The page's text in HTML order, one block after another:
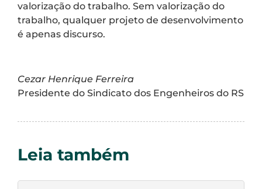
valorização do trabalho. Sem valorização do
trabalho, qualquer projeto de desenvolvimento
é apenas discurso.
Cezar Henrique Ferreira
Presidente do Sindicato dos Engenheiros do RS
Leia também